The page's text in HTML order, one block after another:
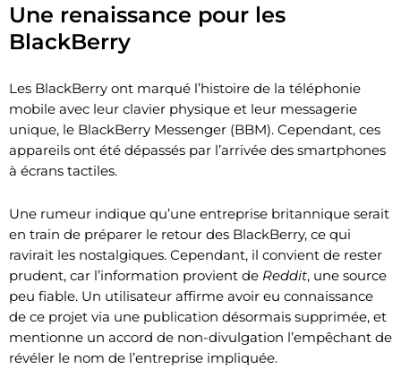
Une renaissance pour les
BlackBerry
Les BlackBerry ont marqué l’histoire de la téléphonie
mobile avec leur clavier physique et leur messagerie
unique, le BlackBerry Messenger (BBM). Cependant, ces
appareils ont été dépassés par l’arrivée des smartphones
à écrans tactiles.
Une rumeur indique qu’une entreprise britannique serait
en train de préparer le retour des BlackBerry, ce qui
ravirait les nostalgiques. Cependant, il convient de rester
prudent, car l’information provient de Reddit, une source
peu fiable. Un utilisateur affirme avoir eu connaissance
de ce projet via une publication désormais supprimée, et
mentionne un accord de non-divulgation l’empêchant de
révéler le nom de l’entreprise impliquée.